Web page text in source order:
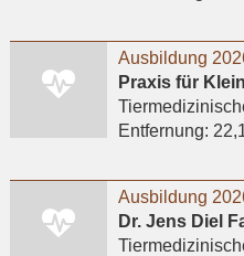
Ausbildung
Praxis für
Entfernung:
Dr. Jens Diel